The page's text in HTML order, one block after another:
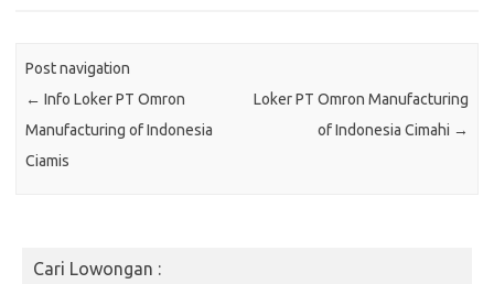
Post navigation
← Info Loker PT Omron
Manufacturing of Indonesia
Ciamis
Loker PT Omron Manufacturing
of Indonesia Cimahi →
Cari Lowongan :